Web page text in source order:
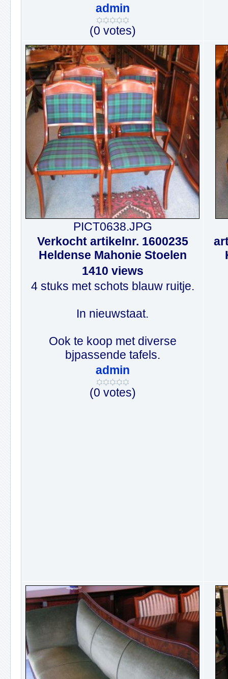
admin
(0 votes)
PICT0638.JPG
Verkocht artikelnr. 1600235
Heldense Mahonie Stoelen
1410 views
4 stuks met schots blauw ruitje.
In nieuwstaat.
Ook te koop met diverse
bjpassende tafels.
admin
(0 votes)